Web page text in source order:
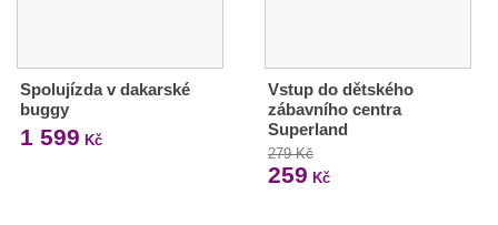
Spolujízda v dakarské
buggy
1 599 Kč
Vstup do dětského
zábavního centra
Superland
279 Kč
259 Kč